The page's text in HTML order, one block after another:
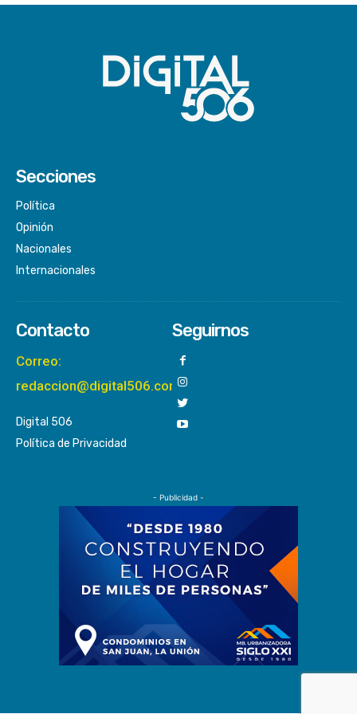
Secciones
Política
Opinión
Nacionales
Internacionales
Contacto
Correo:
redaccion@digital506.com
Digital 506
Política de Privacidad
Seguirnos
- Publicidad -